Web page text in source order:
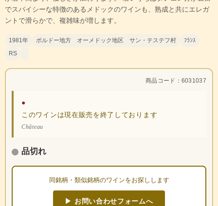
でスパイシーな特徴のあるメドックのワインも、熟成と共にエレガ
ントで滑らかで、複雑味が増します。
1981年 ボルドー地方 オーメドック地区 サン・テステフ村
ﾌﾗﾝｽ
RS
商品コード：6031037
●
このワインは現在販売を終了しております
Château
品切れ
同銘柄・類似銘柄のワインをお探しします
▶ お問い合わせフォームへ